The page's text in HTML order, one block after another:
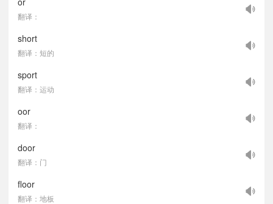
翻译：
short
翻译：短的
sport
翻译：运动
oor
翻译：
door
翻译：门
floor
翻译：地板